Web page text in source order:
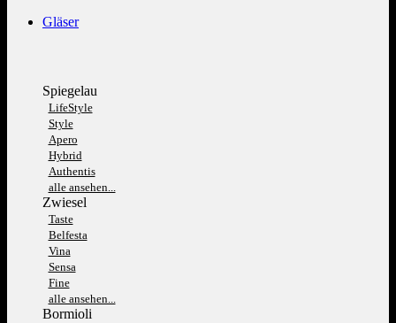
Gläser
Spiegelau
LifeStyle
Style
Apero
Hybrid
Authentis
alle ansehen...
Zwiesel
Taste
Belfesta
Vina
Sensa
Fine
alle ansehen...
Bormioli